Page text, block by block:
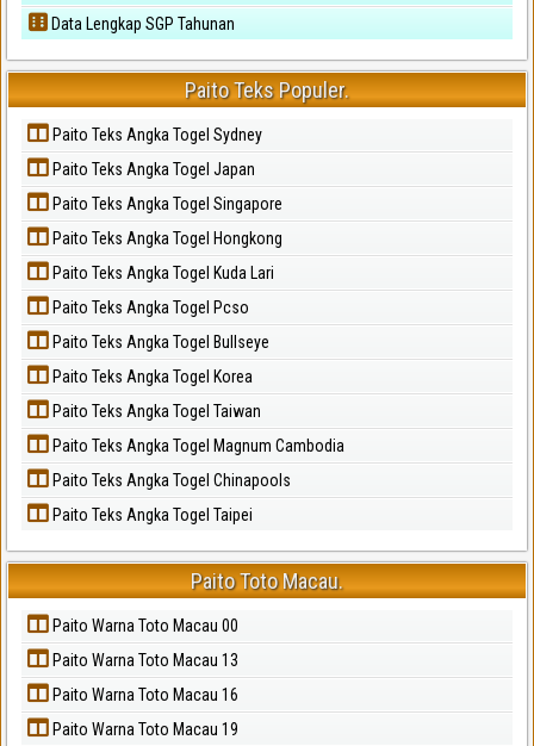
Data Lengkap SGP Tahunan
Paito Teks Populer.
Paito Teks Angka Togel Sydney
Paito Teks Angka Togel Japan
Paito Teks Angka Togel Singapore
Paito Teks Angka Togel Hongkong
Paito Teks Angka Togel Kuda Lari
Paito Teks Angka Togel Pcso
Paito Teks Angka Togel Bullseye
Paito Teks Angka Togel Korea
Paito Teks Angka Togel Taiwan
Paito Teks Angka Togel Magnum Cambodia
Paito Teks Angka Togel Chinapools
Paito Teks Angka Togel Taipei
Paito Toto Macau.
Paito Warna Toto Macau 00
Paito Warna Toto Macau 13
Paito Warna Toto Macau 16
Paito Warna Toto Macau 19